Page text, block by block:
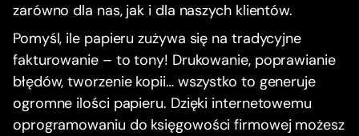
zarówno dla nas, jak i dla naszych klientów.
Pomyśl, ile papieru zużywa się na tradycyjne
fakturowanie – to tony! Drukowanie, poprawianie
błędów, tworzenie kopii… wszystko to generuje
ogromne ilości papieru. Dzięki internetowemu
oprogramowaniu do księgowości firmowej możesz